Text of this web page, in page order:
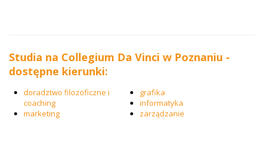
Studia na Collegium Da Vinci w Poznaniu -
dostępne kierunki:
doradztwo filozoficzne i
coaching
grafika
informatyka
marketing
zarządzanie